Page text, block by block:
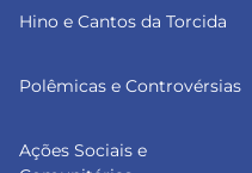
Hino e Cantos da Torcida
Polêmicas e Controvérsias
Ações Sociais e